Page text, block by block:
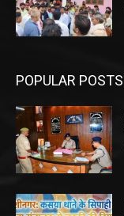
POPULAR POSTS